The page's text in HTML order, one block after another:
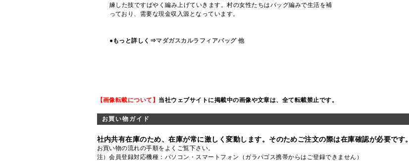
練した技ですばやく編み上げていきます。村の女性たちはバッグ編みで生活を補
っており、需要な現金収入源となっています。
●もっと詳しく⇒マダガスカルラフィアバッグ 他
【画像転載について】 当社ウェブサイトに掲載中の画像や文章は、全て転載禁止です。
お買い物ガイド
社内共有在庫のため、在庫が常に激しく変動します。そのためご注文の際は在庫確認が必要です。
お買い物の流れの手順をよくご覧下さい。
注）会員登録対応機種：パソコン・スマートフォン（ガラパゴス携帯からはご登録できません）